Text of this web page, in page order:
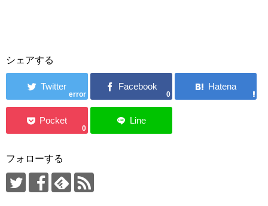
シェアする
error 0
0
フォローする